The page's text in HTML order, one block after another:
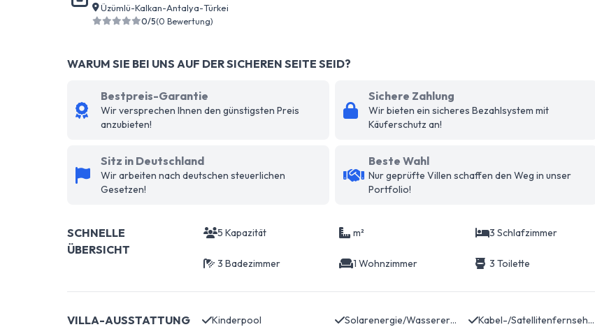
Üzümlü-Kalkan-Antalya-Türkei
0/5(0 Bewertung)
WARUM SIE BEI UNS AUF DER SICHEREN SEITE SEID?
Bestpreis-Garantie
Wir versprechen Ihnen den günstigsten Preis
anzubieten!
Sichere Zahlung
Wir bieten ein sicheres Bezahlsystem mit
Käuferschutz an!
Sitz in Deutschland
Wir arbeiten nach deutschen steuerlichen
Gesetzen!
Beste Wahl
Nur geprüfte Villen schaffen den Weg in unser
Portfolio!
SCHNELLE
ÜBERSICHT
5 Kapazität m² 3 Schlafzimmer
3 Badezimmer 1 Wohnzimmer 3 Toilette
VILLA-AUSSTATTUNG Kinderpool Solarenergie/Wassererwärmung
Kabel-/Satellitenfernsehen